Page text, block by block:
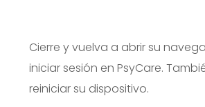
Cierre y vuelva a abrir su
iniciar sesión en PsyCare.
reiniciar su dispositivo.